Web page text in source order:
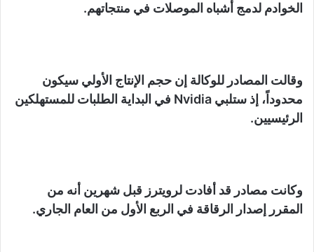
الخوادم لدمج أشباه الموصلات في منتجاتهم.
وقالت المصادر للوكالة إن حجم الإنتاج الأولي سيكون
محدوداً، إذ ستلبي Nvidia في البداية الطلبات للمستهلكين
الرئيسيين.
وكانت مصادر قد أفادت لرويترز قبل شهرين أنه من
المقرر إصدار الرقاقة في الربع الأول من العام الجاري.